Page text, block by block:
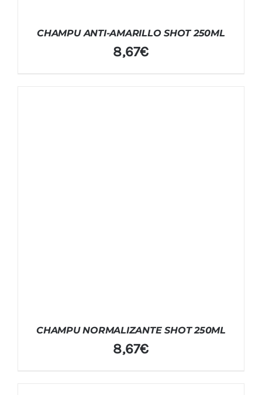
CHAMPU ANTI-AMARILLO SHOT 250ML
8,67€
CHAMPU NORMALIZANTE SHOT 250ML
8,67€